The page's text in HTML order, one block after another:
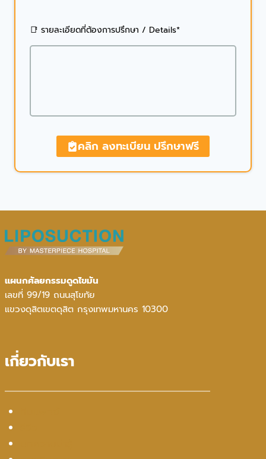
📑 รายละเอียดที่ต้องการปรึกษา / Details*
คลิก ลงทะเบียน ปรึกษาฟรี
แผนกศัลยกรรมดูดไขมัน
เลขที่ 99/19 ถนนสุโขทัย
แขวงดุสิตเขตดุสิต กรุงเทพมหานคร 10300
เกี่ยวกับเรา